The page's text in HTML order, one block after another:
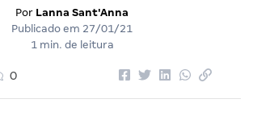
Por Lanna Sant'Anna
Publicado em 27/01/21
1 min. de leitura
0